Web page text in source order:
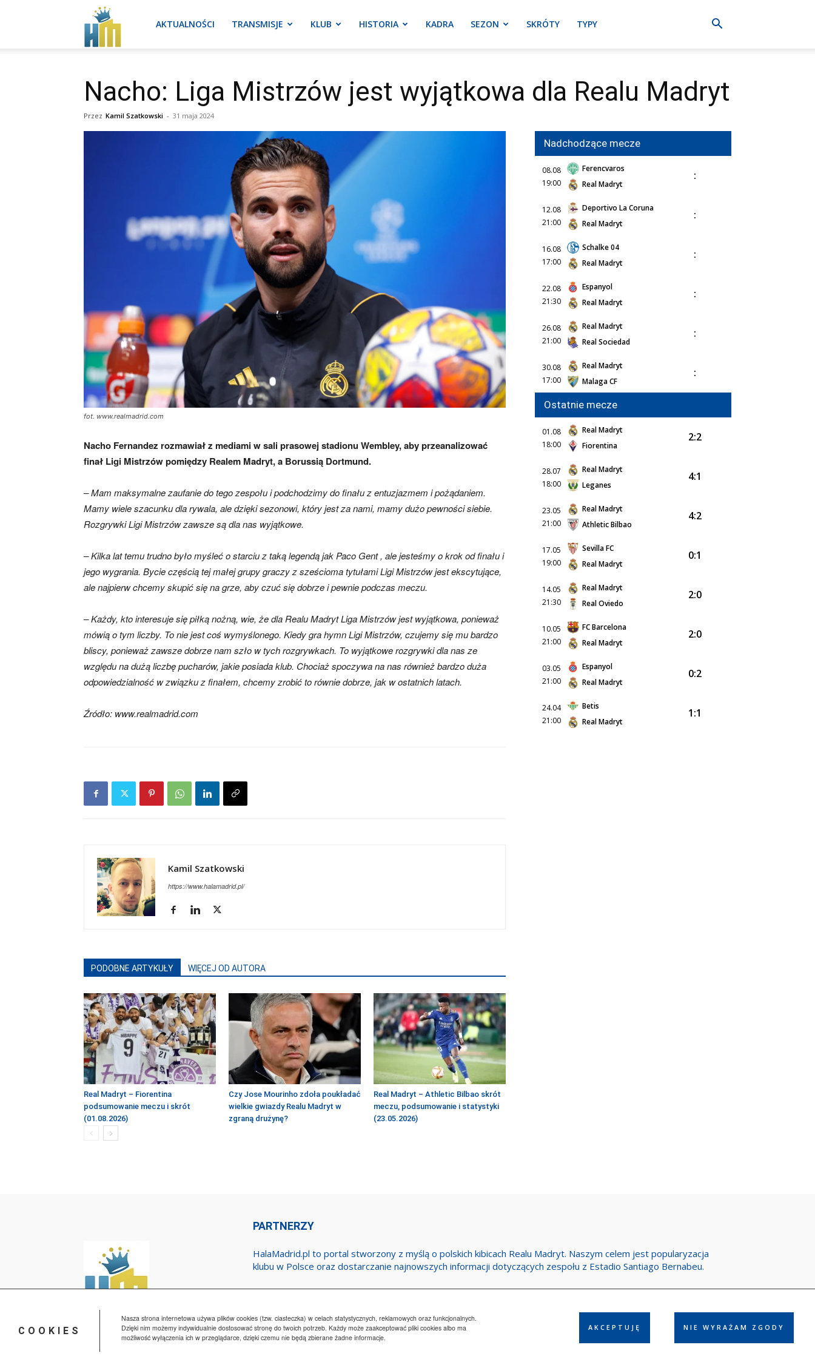
COOKIES
Nasza strona internetowa używa plików cookies (tzw. ciasteczka) w celach statystycznych, reklamowych oraz funkcjonalnych.
Dzięki nim możemy indywidualnie dostosować stronę do twoich potrzeb. Każdy może zaakceptować pliki cookies albo ma
możliwość wyłączenia ich w przeglądarce, dzięki czemu nie będą zbierane żadne informacje.
AKCEPTUJĘ NIE WYRAŻAM ZGODY
Real
aktualności
AKTUALNOŚCI TRANSMISJE KLUB HISTORIA KADRA SEZON SKRÓTY TYPY
Nacho: Liga Mistrzów jest wyjątkowa dla Realu Madryt
Przez Kamil Szatkowski - 31 maja 2024
fot. www.realmadrid.com
Nacho Fernandez rozmawiał z mediami w sali prasowej stadionu Wembley, aby przeanalizować
finał Ligi Mistrzów pomiędzy Realem Madryt, a Borussią Dortmund.
– Mam maksymalne zaufanie do tego zespołu i podchodzimy do finału z entuzjazmem i pożądaniem.
Mamy wiele szacunku dla rywala, ale dzięki sezonowi, który jest za nami, mamy dużo pewności siebie.
Rozgrywki Ligi Mistrzów zawsze są dla nas wyjątkowe.
– Kilka lat temu trudno było myśleć o starciu z taką legendą jak Paco Gent , ale jesteśmy o krok od finału i
jego wygrania. Bycie częścią tej małej grupy graczy z sześcioma tytułami Ligi Mistrzów jest ekscytujące,
ale najpierw chcemy skupić się na grze, aby czuć się dobrze i pewnie podczas meczu.
– Każdy, kto interesuje się piłką nożną, wie, że dla Realu Madryt Liga Mistrzów jest wyjątkowa, ponieważ
mówią o tym liczby. To nie jest coś wymyślonego. Kiedy gra hymn Ligi Mistrzów, czujemy się mu bardzo
bliscy, ponieważ zawsze dobrze nam szło w tych rozgrywkach. To wyjątkowe rozgrywki dla nas ze
względu na dużą liczbę pucharów, jakie posiada klub. Chociaż spoczywa na nas również bardzo duża
odpowiedzialność w związku z finałem, chcemy zrobić to równie dobrze, jak w ostatnich latach.
Źródło: www.realmadrid.com
Kamil Szatkowski
https://www.halamadrid.pl/
PODOBNE ARTYKUŁY WIĘCEJ OD AUTORA
Real Madryt – Fiorentina
podsumowanie meczu i skrót
(01.08.2026)
Czy Jose Mourinho zdoła poukładać
wielkie gwiazdy Realu Madryt w
zgraną drużynę?
Real Madryt – Athletic Bilbao skrót
meczu, podsumowanie i statystyki
(23.05.2026)
Nadchodzące mecze
08.08
19:00
Ferencvaros
Real Madryt
:
12.08
21:00
Deportivo La Coruna
Real Madryt
:
16.08
17:00
Schalke 04
Real Madryt
:
22.08
21:30
Espanyol
Real Madryt
:
26.08
21:00
Real Madryt
Real Sociedad
:
30.08
17:00
Real Madryt
Malaga CF
:
Ostatnie mecze
01.08
18:00
Real Madryt
Fiorentina
2:2
28.07
18:00
Real Madryt
Leganes
4:1
23.05
21:00
Real Madryt
Athletic Bilbao
4:2
17.05
19:00
Sevilla FC
Real Madryt
0:1
14.05
21:30
Real Madryt
Real Oviedo
2:0
10.05
21:00
FC Barcelona
Real Madryt
2:0
03.05
21:00
Espanyol
Real Madryt
0:2
24.04
21:00
Betis
Real Madryt
1:1
PARTNERZY
HalaMadrid.pl to portal stworzony z myślą o polskich kibicach Realu Madryt. Naszym celem jest popularyzacja
klubu w Polsce oraz dostarczanie najnowszych informacji dotyczących zespołu z Estadio Santiago Bernabeu.
© HalaMadrid.pl 2015-2025 All Rights Reserved.